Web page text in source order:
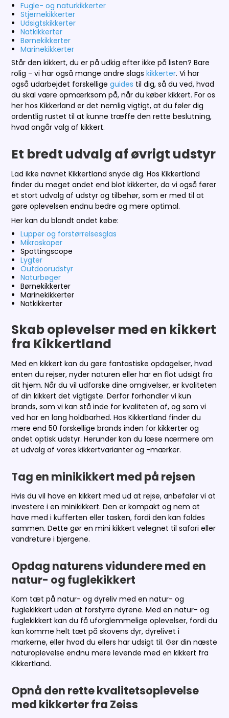
Fugle- og naturkikkerter
Stjernekikkerter
Udsigtskikkerter
Natkikkerter
Børnekikkerter
Marinekikkerter
Står den kikkert, du er på udkig efter ikke på listen? Bare
rolig - vi har også mange andre slagskikkerter. Vi har
også udarbejdet forskelligeguides til dig, så du ved, hvad
du skal være opmærksom på, når du køber kikkert. For os
her hos Kikkerland er det nemlig vigtigt, at du føler dig
ordentlig rustet til at kunne træffe den rette beslutning,
hvad angår valg af kikkert.
Et bredt udvalg af øvrigt udstyr
Lad ikke navnet Kikkertland snyde dig. Hos Kikkertland
finder du meget andet end blot kikkerter, da vi også fører
et stort udvalg af udstyr og tilbehør, som er med til at
gøre oplevelsen endnu bedre og mere optimal.
Her kan du blandt andet købe:
Lupper og forstørrelsesglas
Mikroskoper
Spottingscope
Lygter
Outdoorudstyr
Naturbøger
Børnekikkerter
Marinekikkerter
Natkikkerter
Skab oplevelser med en kikkert
fra Kikkertland
Med en kikkert kan du gøre fantastiske opdagelser, hvad
enten du rejser, nyder naturen eller har en flot udsigt fra
dit hjem. Når du vil udforske dine omgivelser, er kvaliteten
af din kikkert det vigtigste. Derfor forhandler vi kun
brands, som vi kan stå inde for kvaliteten af, og som vi
ved har en lang holdbarhed. Hos Kikkertland finder du
mere end 50 forskellige brands inden for kikkerter og
andet optisk udstyr. Herunder kan du læse nærmere om
et udvalg af vores kikkertvarianter og -mærker.
Tag en minikikkert med på rejsen
Hvis du vil have en kikkert med ud at rejse, anbefaler vi at
investere i en minikikkert. Den er kompakt og nem at
have med i kufferten eller tasken, fordi den kan foldes
sammen. Dette gør en mini kikkert velegnet til safari eller
vandreture i bjergene.
Opdag naturens vidundere med en
natur- og fuglekikkert
Kom tæt på natur- og dyreliv med en natur- og
fuglekikkert uden at forstyrre dyrene. Med en natur- og
fuglekikkert kan du få uforglemmelige oplevelser, fordi du
kan komme helt tæt på skovens dyr, dyrelivet i
markerne, eller hvad du ellers har udsigt til. Gør din næste
naturoplevelse endnu mere levende med en kikkert fra
Kikkertland.
Opnå den rette kvalitetsoplevelse
med kikkerter fra Zeiss